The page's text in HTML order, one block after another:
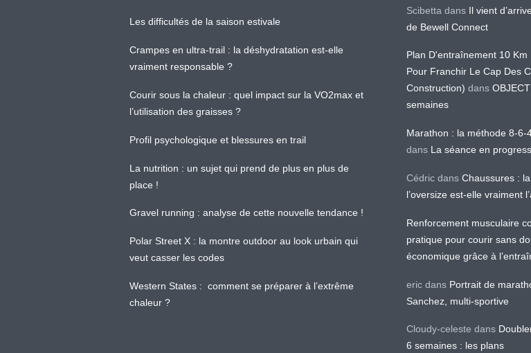
Les difficultés de la saison estivale
Crampes en ultra-trail : la déshydratation est-elle
vraiment responsable ?
Courir sous la chaleur : quel impact sur la VO2max et
l’utilisation des graisses ?
Profil psychologique et blessures en trail
La nutrition : un sujet qui prend de plus en plus de
place !
Gravel running : analyse de cette nouvelle tendance !
Polar Street X : la montre outdoor au look urbain qui
veut casser les codes
Western States : comment se préparer à l’extrême
chaleur ?
Scibetta dans Il vient
de Bewell Connect
Plan D'entraînement 10
Pour Franchir Le Cap Des
Construction) dans
semaines
Marathon : la méthode 8-6-
dans La séance en
Cédric dans Chaussures :
l’oversize est-elle vraiment
Renforcement musculaire
pratique pour courir sans
économique grâce à
eric dans Portrait de
Sanchez, multi-sportive
Cloudy-celeste dans
6 semaines : les plans